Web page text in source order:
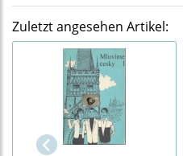
Zuletzt angesehen Artikel: